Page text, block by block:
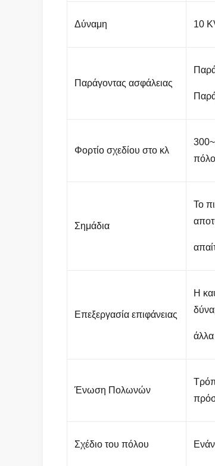
Δύναμη 10
Παράγοντας ασφάλειας
Φορτίο σχεδίου στο κλ
πόλο
Σημάδια
Το
Επεξεργασία επιφάνειας
Η
Ένωση Πολωνών
Σχέδιο του πόλου